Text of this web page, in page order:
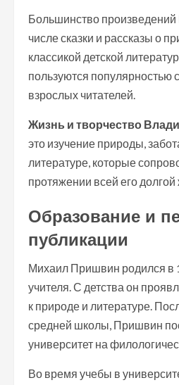
Большинство
числе сказки и рассказы о
классикой детской
пользуются популярностью
взрослых читателей.
Жизнь и творчество
это изучение природы,
литературе, которые
протяжении всей его долгой
Образование и
публикации
Михаил Пришвин родился в
учителя. С детства он
к природе и литературе.
средней школы, Пришвин
университет на
Во время учебы в